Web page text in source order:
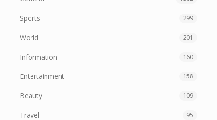
Sports 299
World 201
Information 160
Entertainment 158
Beauty 109
Travel 95